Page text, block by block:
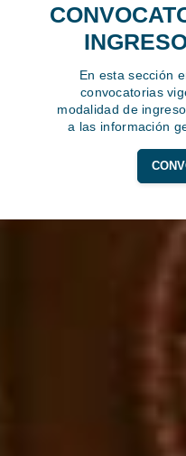
En esta sección
convocatorias
modalidad de
a las información